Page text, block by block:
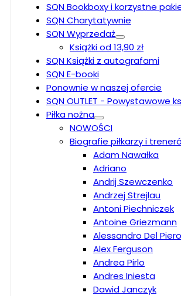
SQN Bookboxy i korzystne
SQN Charytatywnie
SQN Wyprzedaż
Książki od 13,90 zł
SQN Książki z autografami
SQN E-booki
Ponownie w naszej ofercie
SQN OUTLET - Powystawowe
Piłka nożna
NOWOŚCI
Biografie piłkarzy i
Adam Nawałka
Adriano
Andrij Szewczenko
Andrzej Strejlau
Antoni Piechniczek
Antoine Griezmann
Alessandro Del Piero
Alex Ferguson
Andrea Pirlo
Andres Iniesta
Dawid Janczyk